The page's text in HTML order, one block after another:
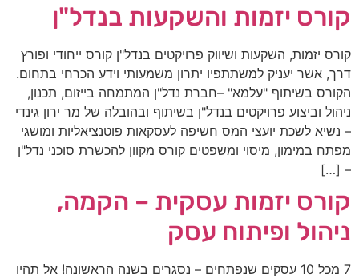
קורס יזמות והשקעות בנדל"ן
קורס יזמות, השקעות ושיווק פרויקטים בנדל"ן קורס ייחודי ופורץ
דרך, אשר יעניק למשתתפיו יתרון משמעותי וידע הכרחי בתחום.
הקורס בשיתוף "עלמא" –חברת נדל"ן המתמחה בייזום, תכנון,
ניהול וביצוע פרויקטים בנדל"ן בשיתוף ובהובלה של מר ירון גינדי
– נשיא לשכת יועצי המס חשיפה לעסקאות פוטנציאליות ומושגי
מפתח במימון, מיסוי ומשפטים קורס מקוון להכשרת סוכני נדל"ן
– […]
קורס יזמות עסקית – הקמה,
ניהול ופיתוח עסק
7 מכל 10 עסקים שנפתחים – נסגרים בשנה הראשונה!​ אל תהיו